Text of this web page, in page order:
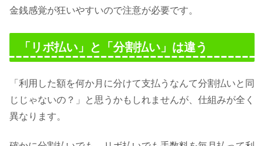
金銭感覚が狂いやすいので注意が必要です。
「リボ払い」と「分割払い」は違う
「利用した額を何か月に分けて支払うなんて分割払いと同
じじゃないの？」と思うかもしれませんが、仕組みが全く
異なります。